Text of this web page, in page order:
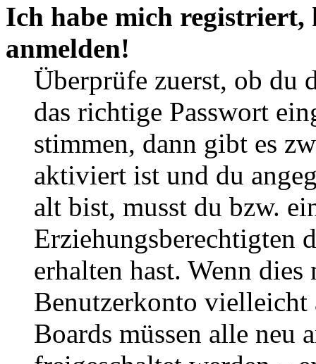
Ich habe mich
anmelden!
Überprüfe zuerst, ob du
das richtige Passwort
stimmen, dann gibt es
aktiviert ist und du
alt bist, musst du bzw.
Erziehungsberechtigten
erhalten hast. Wenn
Benutzerkonto
Boards müssen alle neu